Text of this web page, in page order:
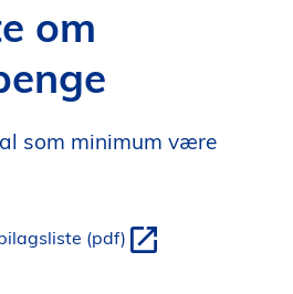
om
som minimum være
(pdf)